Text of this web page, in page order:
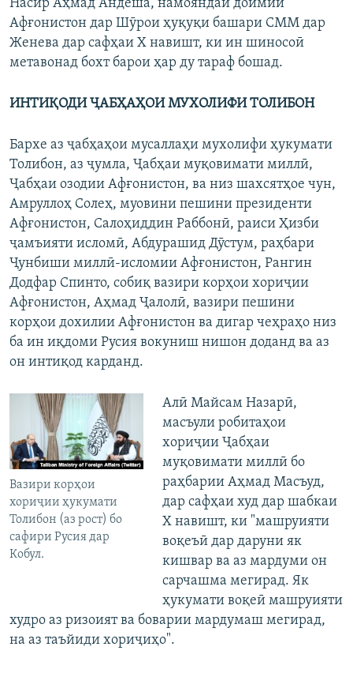
Насир Аҳмад Андеша, намояндаи доимии
Афғонистон дар Шӯрои ҳуқуқи башари СММ дар
Женева дар сафҳаи Х навишт, ки ин шиносоӣ
метавонад бохт барои ҳар ду тараф бошад.
ИНТИҚОДИ ҶАБҲАҲОИ МУХОЛИФИ ТОЛИБОН
Бархе аз ҷабҳаҳои мусаллаҳи мухолифи ҳукумати
Толибон, аз ҷумла, Ҷабҳаи муқовимати миллӣ,
Ҷабҳаи озодии Афғонистон, ва низ шахсятҳое чун,
Амруллоҳ Солеҳ, муовини пешини президенти
Афғонистон, Салоҳиддин Раббонӣ, раиси Ҳизби
ҷамъияти исломӣ, Абдурашид Дӯстум, раҳбари
Ҷунбиши миллӣ-исломии Афғонистон, Рангин
Додфар Спинто, собиқ вазири корҳои хориҷии
Афғонистон, Аҳмад Ҷалолӣ, вазири пешини
корҳои дохилии Афғонистон ва дигар чеҳраҳо низ
ба ин иқдоми Русия вокуниш нишон доданд ва аз
он интиқод карданд.
Вазири корҳои
хориҷии ҳукумати
Толибон (аз рост) бо
сафири Русия дар
Кобул.
Алӣ Майсам Назарӣ,
масъули робитаҳои
хориҷии Ҷабҳаи
муқовимати миллӣ бо
раҳбарии Аҳмад Масъуд,
дар сафҳаи худ дар шабкаи
Х навишт, ки "машруияти
воқеъӣ дар даруни як
кишвар ва аз мардуми он
сарчашма мегирад. Як
ҳукумати воқеӣ машруияти
худро аз ризоият ва боварии мардумаш мегирад,
на аз таъйиди хориҷиҳо".